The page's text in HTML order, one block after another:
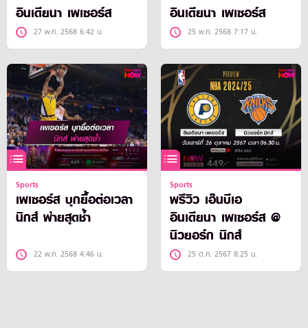
อินเดียนา เพเซอร์ส
27 พ.ค. 2568 6:42 น.
อินเดียนา เพเซอร์ส
25 พ.ค. 2568 7:17 น.
Sports
เพเซอร์ส บุกยื้อต่อเวลา
นิกส์ พ่ายสุดช้ำ
22 พ.ค. 2568 4:46 น.
Sports
พรีวิว เอ็นบีเอ
อินเดียนา เพเซอร์ส @
นิวยอร์ก นิกส์
25 ต.ค. 2567 8:25 น.